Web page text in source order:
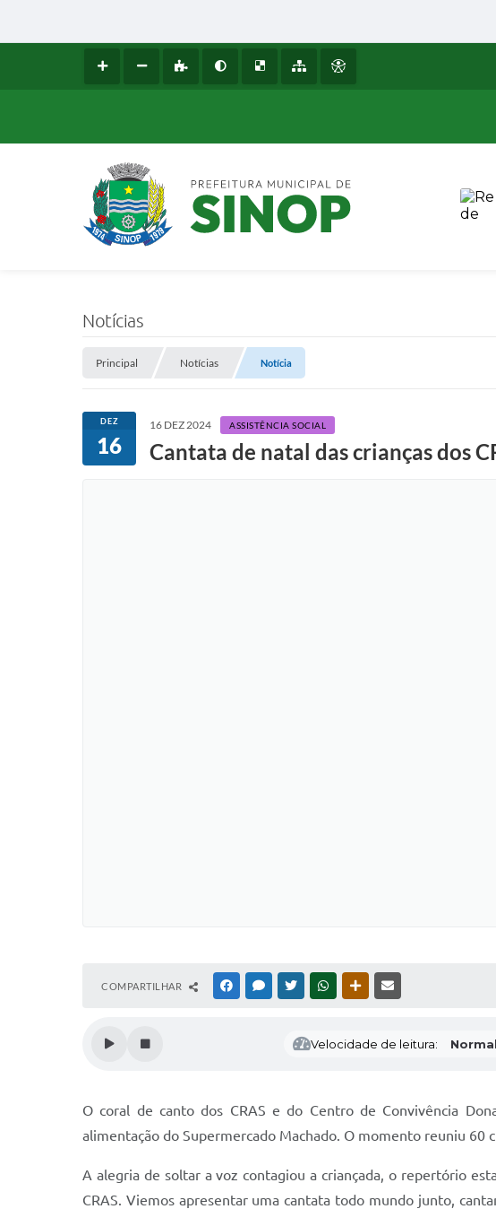
Notícias
Principal Notícias Notícia
DEZ
16
16 DEZ 2024 ASSISTÊNCIA SOCIAL
Cantata de natal das crianças dos
COMPARTILHAR FACEBOOKMESSENGER
TWITTERWHATSAPPOUTRAS MÍDIAS
Velocidade de leitura:
O coral de canto dos CRAS e do Centro de Convivência
alimentação do Supermercado Machado. O momento reuniu 60
A alegria de soltar a voz contagiou a criançada, o repertório
CRAS. Viemos apresentar uma cantata todo mundo junto,